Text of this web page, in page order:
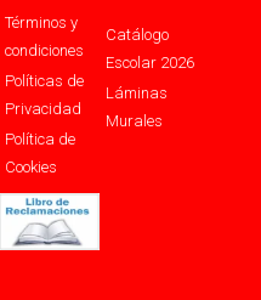
Términos y
condiciones
Políticas de
Privacidad
Política de
Cookies
Catálogo
Escolar 2026
Láminas
Murales